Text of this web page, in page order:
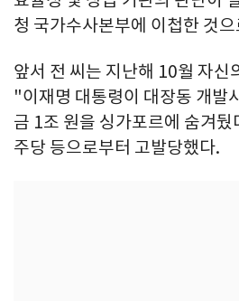
청 국가수사본부에 이첩한 것
앞서 전 씨는 지난해 10월 자신
"이재명 대통령이 대장동 개발
금 1조 원을 싱가포르에 숨겨
주당 등으로부터 고발당했다.